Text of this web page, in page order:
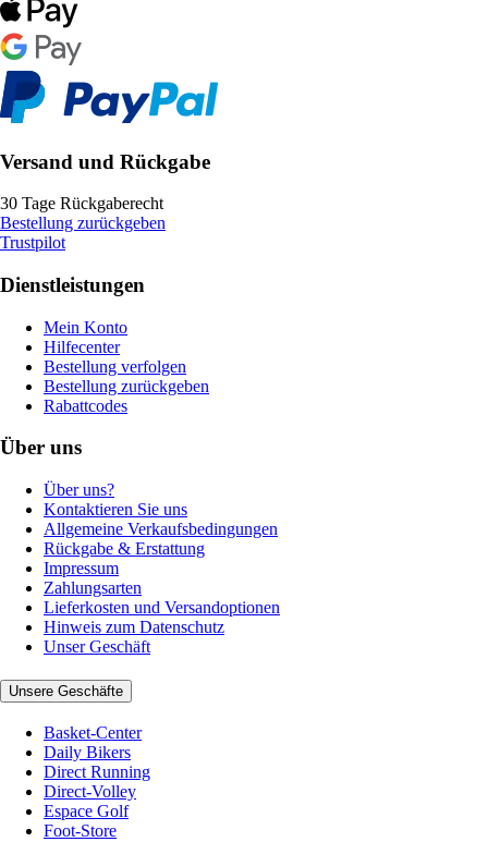
Versand und Rückgabe
30 Tage Rückgaberecht
Bestellung zurückgeben
Trustpilot
Dienstleistungen
Mein Konto
Hilfecenter
Bestellung verfolgen
Bestellung zurückgeben
Rabattcodes
Über uns
Über uns?
Kontaktieren Sie uns
Allgemeine Verkaufsbedingungen
Rückgabe & Erstattung
Impressum
Zahlungsarten
Lieferkosten und Versandoptionen
Hinweis zum Datenschutz
Unser Geschäft
Unsere Geschäfte
Basket-Center
Daily Bikers
Direct Running
Direct-Volley
Espace Golf
Foot-Store